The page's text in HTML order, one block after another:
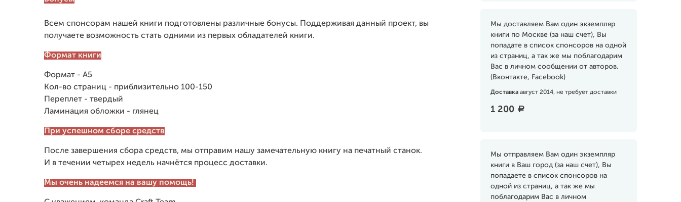
Мы доставляем Вам один экземпляр
книги по Москве (за наш счет), Вы
попадате в список спонсоров на одной
из страниц, а так же мы поблагодарим
Вас в личном сообщении от авторов.
(Вконтакте, Facebook)
Доставка август 2014, не требует доставки
1 200 a
Мы отправляем Вам один экземпляр
книги в Ваш город (за наш счет), Вы
попадаете в список спонсоров на
одной из страниц, а так же мы
поблагодарим Вас в личном
Всем спонсорам нашей книги подготовлены различные бонусы.
Поддерживая данный проект, вы
получаете возможность стать одними из первых обладателей книги.
Формат книги
Формат - А5
Кол-во страниц - приблизительно 100-150
Переплет - твердый
Ламинация обложки - глянец
При успешном сборе средств
После завершения сбора средств, мы отправим нашу замечательную книгу на печатный станок.
И в течении четырех недель начнётся процесс доставки.
Мы очень надеемся на вашу помощь!